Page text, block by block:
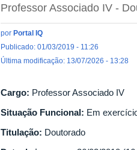
Professor Associado IV -
por Portal IQ
Publicado: 01/03/2019 - 11:26
Última modificação: 13/07/2026 - 13:28
Cargo: Professor Associado IV
Situação Funcional: Em
Titulação: Doutorado